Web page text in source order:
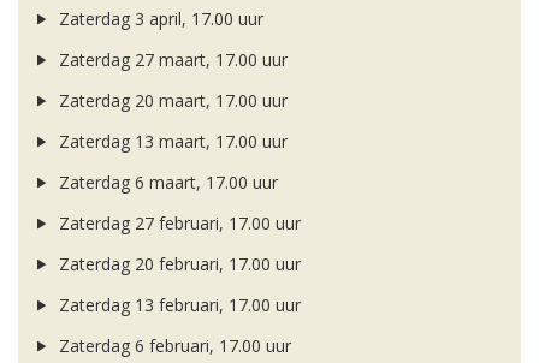
Zaterdag 3 april, 17.00 uur
Zaterdag 27 maart, 17.00 uur
Zaterdag 20 maart, 17.00 uur
Zaterdag 13 maart, 17.00 uur
Zaterdag 6 maart, 17.00 uur
Zaterdag 27 februari, 17.00 uur
Zaterdag 20 februari, 17.00 uur
Zaterdag 13 februari, 17.00 uur
Zaterdag 6 februari, 17.00 uur